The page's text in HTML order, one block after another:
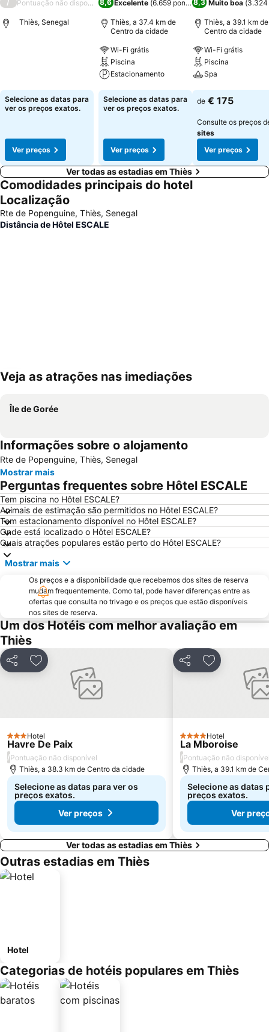
/ Pontuação não disponível
Thiès, Senegal
Selecione as datas para
ver os preços exatos.
Ver preços
8,6 Excelente (6.659 pontuações)
Thiès, a 37.4 km de
Centro da cidade
Wi-Fi grátis
Piscina
Estacionamento
Ver preços
Selecione as datas para
ver os preços exatos.
Ver preços
8,3 Muito boa (3.324
Thiès, a 39.1 km de
Centro da cidade
Wi-Fi grátis
Piscina
Spa
Ver preços
de € 175
Consulte os preços
sites
Ver preços
Ver todas as estadias em Thiès
Comodidades principais do hotel
Localização
Rte de Popenguine, Thiès, Senegal
Distância de Hôtel ESCALE
Ampliar mapa
Veja as atrações nas imediações
Île de Gorée
Informações sobre o alojamento
Rte de Popenguine, Thiès, Senegal
Mostrar mais
Perguntas frequentes sobre Hôtel ESCALE
Tem piscina no Hôtel ESCALE?
Animais de estimação são permitidos no Hôtel ESCALE?
Tem estacionamento disponível no Hôtel ESCALE?
Onde está localizado o Hôtel ESCALE?
Quais atrações populares estão perto do Hôtel ESCALE?
Mostrar mais
Os preços e a disponibilidade que recebemos dos sites de reserva
mudam frequentemente. Como tal, pode haver diferenças entre as
ofertas que consulta no trivago e os preços que estão disponíveis
nos sites de reserva.
Um dos Hotéis com melhor avaliação em
Thiès
PartilharAdicionar aos favoritos
3 Estrelas
Hotel
Havre De Paix
/Pontuação não disponível
Thiès, a 38.3 km de Centro da cidade
Selecione as datas para ver os
preços exatos.
Ver preços
PartilharAdicionar
4 Estrelas
Hotel
La Mboroise
/Pontuação não
Thiès, a 39.1 km de
Selecione as datas
preços exatos.
Ver
Ver todas as estadias em Thiès
Outras estadias em Thiès
Hotel
Categorias de hotéis populares em Thiès